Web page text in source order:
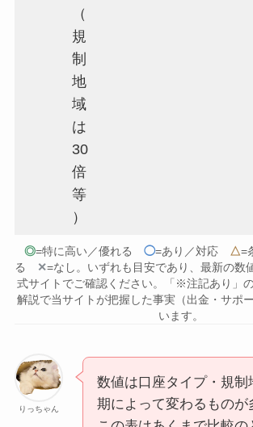
（
規
制
地
域
は
30
倍
等
）
◎=特に高い／優れる ◯=あり／対応 △=
る
✕=なし。いずれも目安であり、最新の数
式サイトでご確認ください。「※注記あり」
解説で当サイトが把握した事実（出金・サポ
います。
りっちゃん
数値は口座タイプ・規制
期によって変わるものが